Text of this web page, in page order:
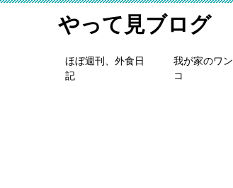
やって見ブログ
ほぼ週刊、外食日
記
我が家のワン
コ